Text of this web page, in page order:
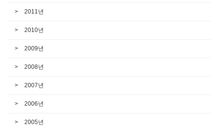
2011년
2010년
2009년
2008년
2007년
2006년
2005년